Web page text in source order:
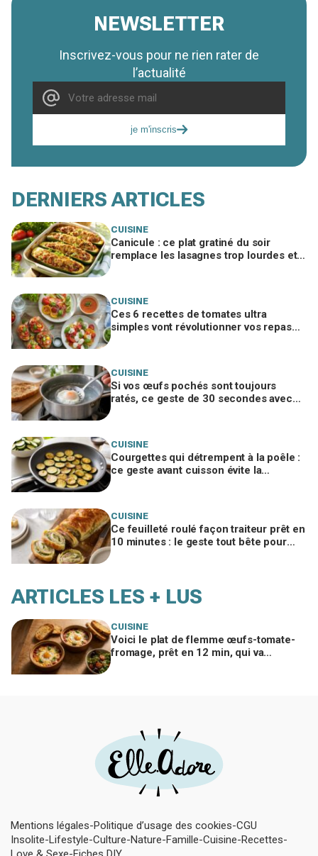
NEWSLETTER
Inscrivez-vous pour ne rien rater de
l’actualité
je m'inscris
DERNIERS ARTICLES
CUISINE
Canicule : ce plat gratiné du soir
remplace les lasagnes trop lourdes et
CUISINE
Ces 6 recettes de tomates ultra
simples vont révolutionner vos repas
CUISINE
Si vos œufs pochés sont toujours
ratés, ce geste de 30 secondes avec
CUISINE
Courgettes qui détrempent à la poêle :
ce geste avant cuisson évite la
CUISINE
Ce feuilleté roulé façon traiteur prêt en
10 minutes : le geste tout bête pour
ARTICLES LES + LUS
CUISINE
Voici le plat de flemme œufs-tomate-
fromage, prêt en 12 min, qui va
Mentions légales Politique d’usage des cookies CGU
Insolite Lifestyle Culture Nature Famille Cuisine Recettes